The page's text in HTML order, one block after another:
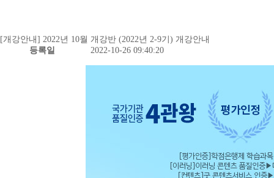
[개강안내] 2022년 10월 개강반 (2022년 2-9기) 개강안내
등록일
2022-10-26 09:40:20